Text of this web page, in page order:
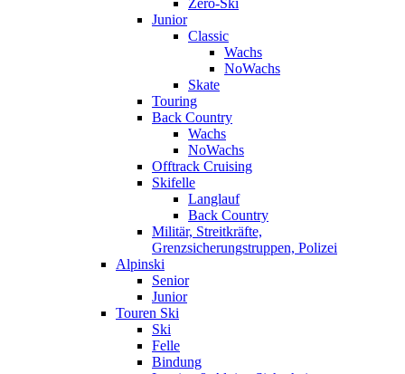
Zero-Ski
Junior
Classic
Wachs
NoWachs
Skate
Touring
Back Country
Wachs
NoWachs
Offtrack Cruising
Skifelle
Langlauf
Back Country
Militär, Streitkräfte,
Grenzsicherungstruppen, Polizei
Alpinski
Senior
Junior
Touren Ski
Ski
Felle
Bindung